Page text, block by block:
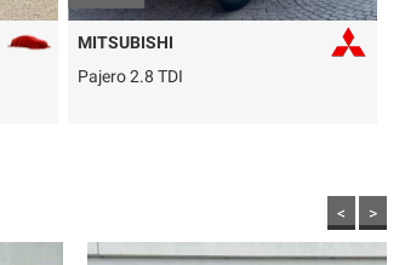
MITSUBISHI
Pajero 2.8 TDI
< >